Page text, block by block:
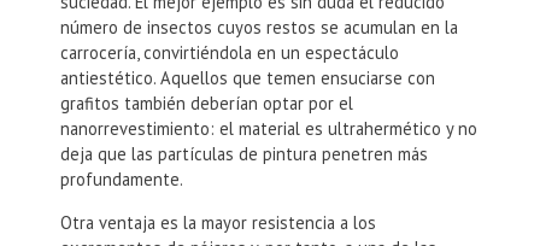
no suele ser especialmente susceptible a la
suciedad. El mejor ejemplo es sin duda el reducido
número de insectos cuyos restos se acumulan en la
carrocería, convirtiéndola en un espectáculo
antiestético. Aquellos que temen ensuciarse con
grafitos también deberían optar por el
nanorrevestimiento: el material es ultrahermético y no
deja que las partículas de pintura penetren más
profundamente.